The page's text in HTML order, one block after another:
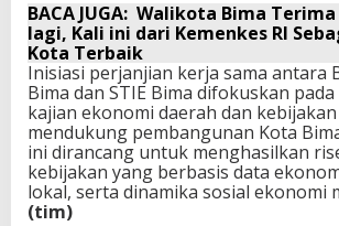
BACA JUGA: Walikota Bima
lagi, Kali ini dari Kemenkes RI
Kota Terbaik
Inisiasi perjanjian kerja sama antara
Bima dan STIE Bima difokuskan
kajian ekonomi daerah dan
mendukung pembangunan Kota
ini dirancang untuk menghasilkan
kebijakan yang berbasis data
lokal, serta dinamika sosial ekonomi
(tim)